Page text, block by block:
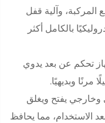
وآلية قفل
بالكامل أكثر
تحكم عن بعد يدوي
مرنًا وبديهيًا.
وخارجي يفتح ويغلق
الاستخدام، مما يحافظ